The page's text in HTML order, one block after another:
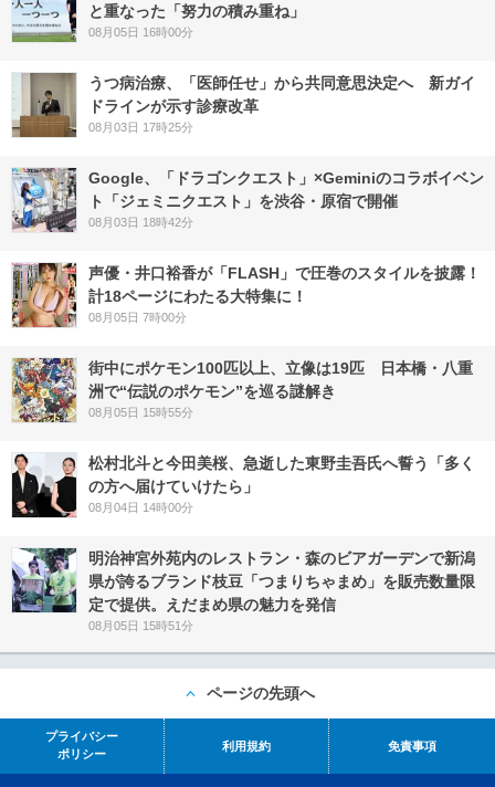
と重なった「努力の積み重ね」
08月05日 16時00分
うつ病治療、「医師任せ」から共同意思決定へ 新ガイ
ドラインが示す診療改革
08月03日 17時25分
Google、「ドラゴンクエスト」×Geminiのコラボイベン
ト「ジェミニクエスト」を渋谷・原宿で開催
08月03日 18時42分
声優・井口裕香が「FLASH」で圧巻のスタイルを披露！
計18ページにわたる大特集に！
08月05日 7時00分
街中にポケモン100匹以上、立像は19匹 日本橋・八重
洲で“伝説のポケモン”を巡る謎解き
08月05日 15時55分
松村北斗と今田美桜、急逝した東野圭吾氏へ誓う「多く
の方へ届けていけたら」
08月04日 14時00分
明治神宮外苑内のレストラン・森のビアガーデンで新潟
県が誇るブランド枝豆「つまりちゃまめ」を販売数量限
定で提供。えだまめ県の魅力を発信
08月05日 15時51分
ページの先頭へ
プライバシー
ポリシー
利用規約 免責事項